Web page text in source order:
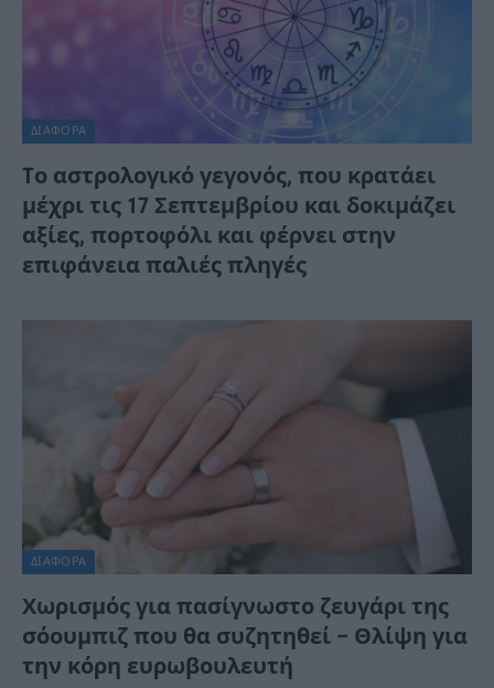
ΔΙΆΦΟΡΑ
Tο αστρολογικό γεγονός, που κρατάει
μέχρι τις 17 Σεπτεμβρίου και δοκιμάζει
αξίες, πορτοφόλι και φέρνει στην
επιφάνεια παλιές πληγές
ΔΙΆΦΟΡΑ
Χωρισμός για πασίγνωστο ζευγάρι της
σόουμπιζ που θα συζητηθεί – Θλίψη για
την κόρη ευρωβουλευτή